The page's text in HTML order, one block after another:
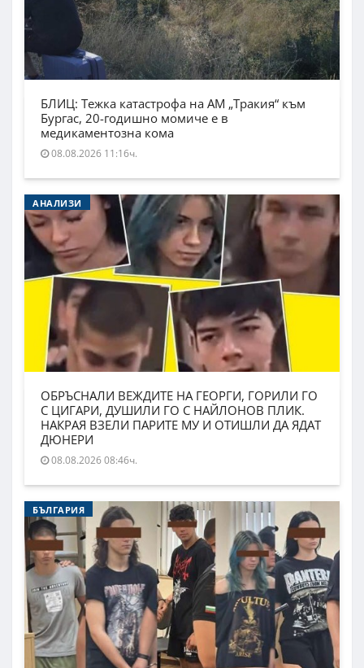
БЛИЦ: Тежка катастрофа на АМ „Тракия“ към
Бургас, 20-годишно момиче е в
медикаментозна кома
08.08.2026 11:16ч.
АНАЛИЗИ
ОБРЪСНАЛИ ВЕЖДИТЕ НА ГЕОРГИ, ГОРИЛИ ГО
С ЦИГАРИ, ДУШИЛИ ГО С НАЙЛОНОВ ПЛИК.
НАКРАЯ ВЗЕЛИ ПАРИТЕ МУ И ОТИШЛИ ДА ЯДАТ
ДЮНЕРИ
08.08.2026 08:46ч.
БЪЛГАРИЯ